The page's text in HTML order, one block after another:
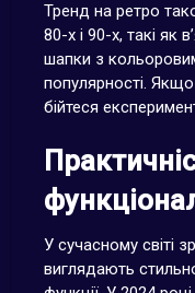
Тренд на ретро
80-х і 90-х, такі як
шапки з
популярності.
бійтеся
У сучасному світі
виглядають